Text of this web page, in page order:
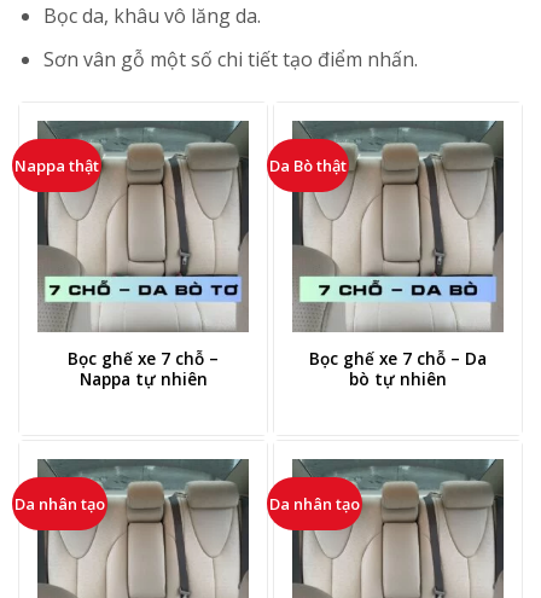
Bọc da, khâu vô lăng da.
Sơn vân gỗ một số chi tiết tạo điểm nhấn.
Nappa thật
Bọc ghế xe 7 chỗ –
Nappa tự nhiên
Da Bò thật
Bọc ghế xe 7 chỗ – Da
bò tự nhiên
Da nhân tạo Da nhân tạo